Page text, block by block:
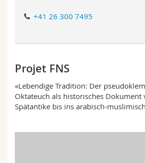
+41 26 300 7495
Projet FNS
«Lebendige Tradition: Der
Oktateuch als historisches Dokument
Spätantike bis ins arabisch-